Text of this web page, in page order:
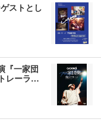
ストとし
『一家団
レーラ…